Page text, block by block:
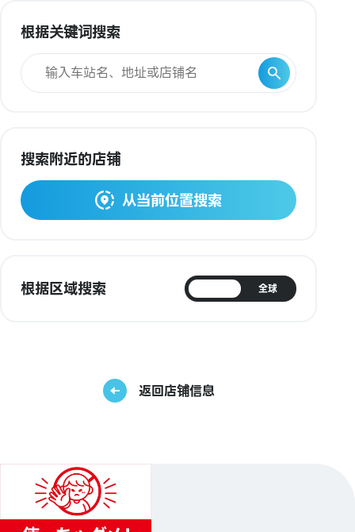
根据关键词搜索
搜索附近的店铺
从当前位置搜索
根据区域搜索 全球
返回店铺信息